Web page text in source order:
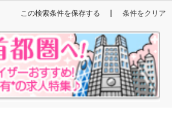
この検索条件を保存する 条件をクリア